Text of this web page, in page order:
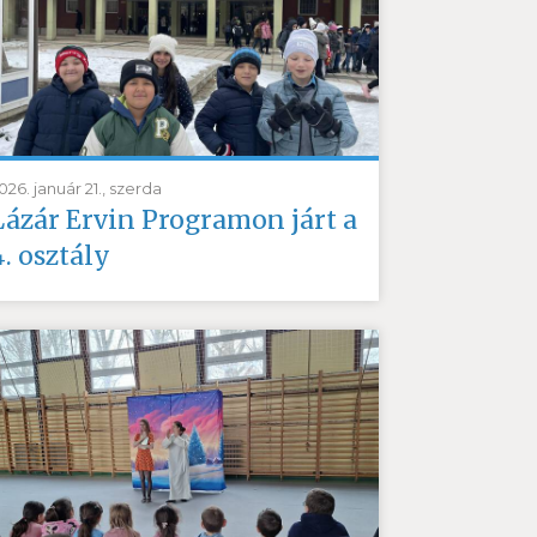
január 21., szerda
Ervin Programon járt a
osztály